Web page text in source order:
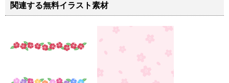
関連する無料イラスト素材